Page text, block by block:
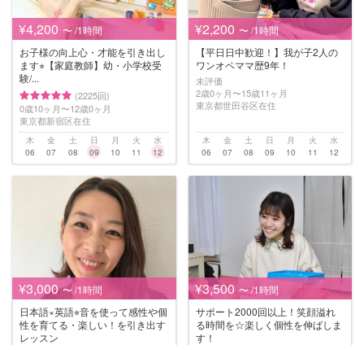
¥4,200 〜 /1時間
お子様の向上心・才能を引き出し
ます⭐︎【家庭教師】幼・小学校受
験/...
(2225回)
0歳10ヶ月〜12歳0ヶ月
東京都新宿区在住
木
06
金
07
土
08
日
09
月
10
火
11
水
12
¥2,200 〜 /1時間
【平日日中歓迎！】我が子2人の
ワンオペママ歴9年！
未評価
2歳0ヶ月〜15歳11ヶ月
東京都世田谷区在住
木
06
金
07
土
08
日
09
月
10
火
11
水
12
¥3,000 〜 /1時間
日本語×英語⭐︎音を使って感性や個
性を育てる・楽しい！を引き出す
レッスン
¥3,500 〜 /1時間
サポート2000回以上！笑顔溢れ
る時間を☆楽しく個性を伸ばしま
す！